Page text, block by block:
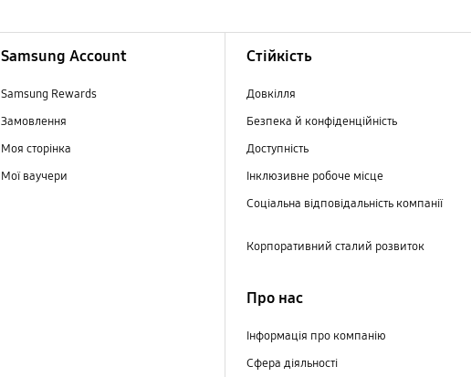
Samsung Account
Samsung Rewards
Замовлення
Моя сторінка
Мої ваучери
Стійкість
Довкілля
Безпека й конфіденційність
Доступність
Інклюзивне робоче місце
Соціальна відповідальність компанії
Корпоративний сталий розвиток
Про нас
Інформація про компанію
Сфера діяльності